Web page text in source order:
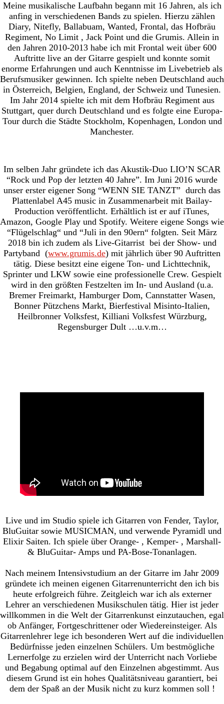
Meine musikalische Laufbahn begann mit 16 Jahren, als ich
anfing in verschiedenen Bands zu spielen. Hierzu zählen
Diary, Nitefly, Ballabuam, Wanted, Frontal, das Hofbräu
Regiment, No Limit , Jack Point und die Grumis. Allein in
den Jahren 2010-2013 habe ich mit Frontal weit über 600
Auftritte live an der Gitarre gespielt und konnte somit
enorme Erfahrungen und auch Kenntnisse im Livebetrieb als
Berufsmusiker gewinnen. Ich spielte neben Deutschland auch
in Österreich, Belgien, England, der Schweiz und Tunesien.
Im Jahr 2014 spielte ich mit dem Hofbräu Regiment aus
Stuttgart, quer durch Deutschland und es folgte eine Europa-
Tour durch die Städte Stockholm, Kopenhagen, London und
Manchester.
Im selben Jahr gründete ich das Akustik-Duo LIO’N SCAR
“Rock und Pop der letzten 40 Jahre”. Im Juni 2016 wurde
unser erster eigener Song “WENN SIE TANZT” durch das
Plattenlabel A45 music in Zusammenarbeit mit Bailay-
Production veröffentlicht. Erhältlich ist er auf iTunes,
Amazon, Google Play und Spotify. Weitere eigene Songs wie
“Flügelschlag“ und “Juli in den 90ern“ folgten. Seit März
2018 bin ich zudem als Live-Gitarrist bei der Show- und
Partyband (www.grumis.de) mit jährlich über 90 Auftritten
tätig. Diese besitzt eine eigene Ton- und Lichttechnik,
Sprinter und LKW sowie eine professionelle Crew. Gespielt
wird in den größten Festzelten im In- und Ausland (u.a.
Bremer Freimarkt, Hamburger Dom, Cannstatter Wasen,
Bonner Pützchens Markt, Bierfestival Misinto-Italien,
Heilbronner Volksfest, Killiani Volksfest Würzburg,
Regensburger Dult …u.v.m…
Live und im Studio spiele ich Gitarren von Fender, Taylor,
BluGuitar sowie MUSICMAN, und verwende Pyramidl und
Elixir Saiten. Ich spiele über Orange- , Kemper- , Marshall-
& BluGuitar- Amps und PA-Bose-Tonanlagen.
Nach meinem Intensivstudium an der Gitarre im Jahr 2009
gründete ich meinen eigenen Gitarrenunterricht den ich bis
heute erfolgreich führe. Zeitgleich war ich als externer
Lehrer an verschiedenen Musikschulen tätig. Hier ist jeder
willkommen in die Welt der Gitarrenkunst einzutauchen, egal
ob Anfänger, Fortgeschrittener oder Wiedereinsteiger. Als
Gitarrenlehrer lege ich besonderen Wert auf die individuellen
Bedürfnisse jeden einzelnen Schülers. Um bestmögliche
Lernerfolge zu erzielen wird der Unterricht nach Vorliebe
und Begabung optimal auf den Einzelnen abgestimmt. Aus
diesem Grund ist ein hohes Qualitätsniveau garantiert, bei
dem der Spaß an der Musik nicht zu kurz kommen soll !